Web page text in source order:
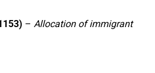
– Allocation of immigrant